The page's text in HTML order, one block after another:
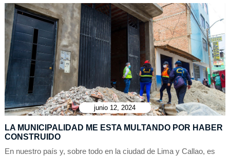
junio 12, 2024
LA MUNICIPALIDAD ME ESTA MULTANDO POR HABER
CONSTRUIDO
En nuestro país y, sobre todo en la ciudad de Lima y Callao, es